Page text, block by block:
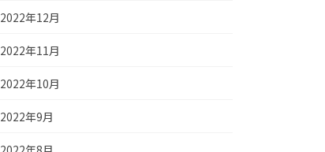
2022年12月
2022年11月
2022年10月
2022年9月